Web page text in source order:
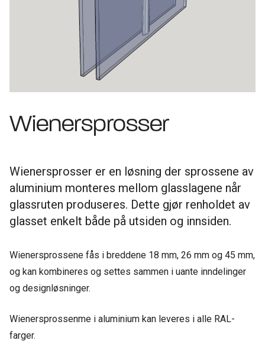
Wienersprosser
Wienersprosser er en løsning der sprossene av
aluminium monteres mellom glasslagene når
glassruten produseres. Dette gjør renholdet av
glasset enkelt både på utsiden og innsiden.
Wienersprossene fås i breddene 18 mm, 26 mm og 45 mm,
og kan kombineres og settes sammen i uante inndelinger
og designløsninger.
Wienersprossenme i aluminium kan leveres i alle RAL-
farger.